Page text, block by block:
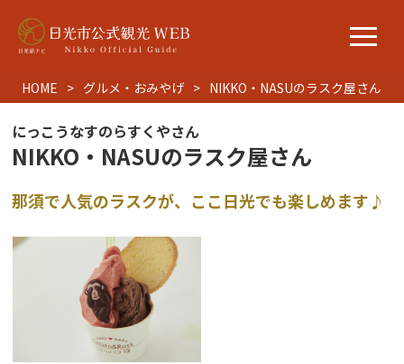
HOME グルメ・おみやげ NIKKO・NASUのラスク屋さん
にっこうなすのらすくやさん
NIKKO・NASUのラスク屋さん
那須で人気のラスクが、ここ日光でも楽しめます♪